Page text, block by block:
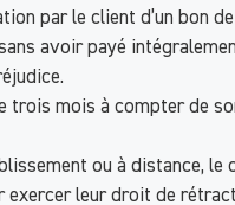
par le client d’un bon
avoir payé
trois mois à compter de
ou à distance,
exercer leur droit de